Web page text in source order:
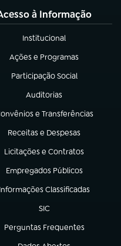
à Informação
Institucional
(abre em nova aba)
Ações e Programas
(abre em nova aba)
Participação Social
(abre em nova aba)
Auditorias
(abre em nova aba)
e Transferências
em nova aba)
Receitas e Despesas
(abre em nova aba)
Licitações e Contratos
(abre em nova aba)
Empregados Públicos
(abre em nova aba)
Informações Classificadas
(abre em nova aba)
SIC
(abre em nova aba)
Perguntas Frequentes
(abre em nova aba)